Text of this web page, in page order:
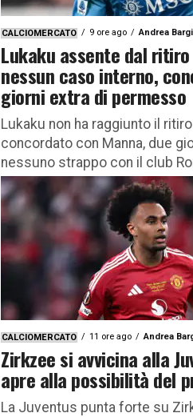
CALCIOMERCATO 9 ore ago Andrea
Lukaku assente dal
nessun caso interno,
giorni extra di permesso
Lukaku non ha raggiunto il
concordato con Manna, due
nessuno strappo con il club
ancora...
CALCIOMERCATO 11 ore ago Andrea
Zirkzee si avvicina alla
apre alla possibilità del
La Juventus punta forte su